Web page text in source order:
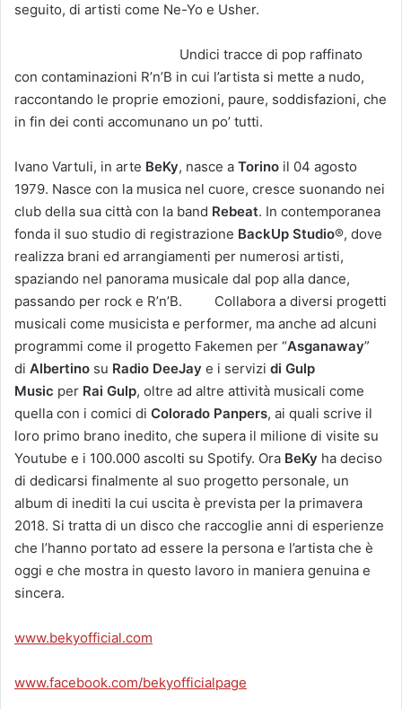
seguito, di artisti come Ne-Yo e Usher.
Undici tracce di pop raffinato
con contaminazioni R’n’B in cui l’artista si mette a nudo,
raccontando le proprie emozioni, paure, soddisfazioni, che
in fin dei conti accomunano un po’ tutti.
Ivano Vartuli, in arte BeKy, nasce a Torino il 04 agosto
1979. Nasce con la musica nel cuore, cresce suonando nei
club della sua città con la band Rebeat. In contemporanea
fonda il suo studio di registrazione BackUp Studio®, dove
realizza brani ed arrangiamenti per numerosi artisti,
spaziando nel panorama musicale dal pop alla dance,
passando per rock e R’n’B. Collabora a diversi progetti
musicali come musicista e performer, ma anche ad alcuni
programmi come il progetto Fakemen per “Asganaway”
di Albertino su Radio DeeJay e i servizi di Gulp
Music per Rai Gulp, oltre ad altre attività musicali come
quella con i comici di Colorado Panpers, ai quali scrive il
loro primo brano inedito, che supera il milione di visite su
Youtube e i 100.000 ascolti su Spotify. Ora BeKy ha deciso
di dedicarsi finalmente al suo progetto personale, un
album di inediti la cui uscita è prevista per la primavera
2018. Si tratta di un disco che raccoglie anni di esperienze
che l’hanno portato ad essere la persona e l’artista che è
oggi e che mostra in questo lavoro in maniera genuina e
sincera.
www.bekyofficial.com
www.facebook.com/bekyofficialpage